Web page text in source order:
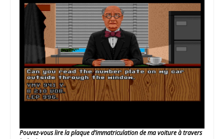
Pouvez-vous lire la plaque d’immatriculation de ma voiture à travers